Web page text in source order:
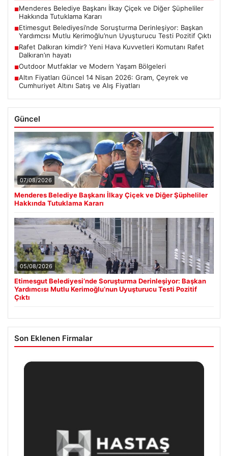
■Menderes Belediye Başkanı İlkay Çiçek ve Diğer Şüpheliler
Hakkında Tutuklama Kararı
■Etimesgut Belediyesi’nde Soruşturma Derinleşiyor: Başkan
Yardımcısı Mutlu Kerimoğlu’nun Uyuşturucu Testi Pozitif Çıktı
■Rafet Dalkıran kimdir? Yeni Hava Kuvvetleri Komutanı Rafet
Dalkıran’ın hayatı
■Outdoor Mutfaklar ve Modern Yaşam Bölgeleri
■Altın Fiyatları Güncel 14 Nisan 2026: Gram, Çeyrek ve
Cumhuriyet Altını Satış ve Alış Fiyatları
Güncel
07/08/2026
Menderes Belediye Başkanı İlkay Çiçek ve Diğer Şüpheliler
Hakkında Tutuklama Kararı
05/08/2026
Etimesgut Belediyesi’nde Soruşturma Derinleşiyor: Başkan
Yardımcısı Mutlu Kerimoğlu’nun Uyuşturucu Testi Pozitif
Çıktı
Son Eklenen Firmalar